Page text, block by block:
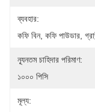
ব্যবহার:
কফি বিন, কফি পাউডার,
ন্যূনতম চাহিদার পরিমাণ:
১০০০ পিসি
মূল্য: